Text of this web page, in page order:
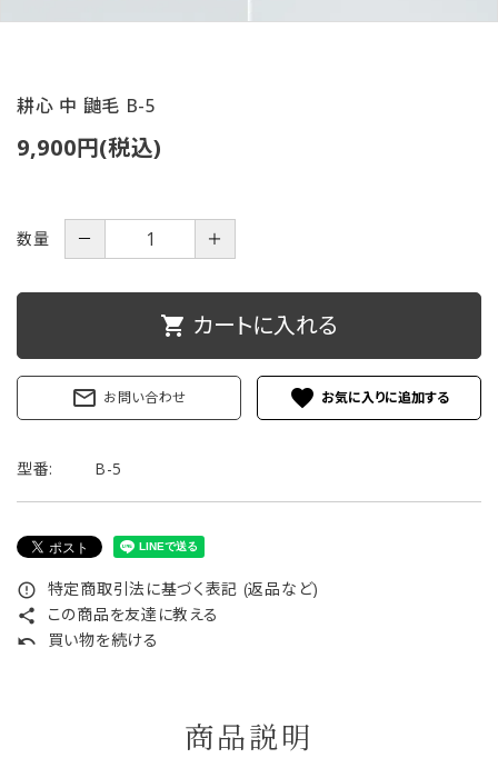
特定商取引法について
耕心 中 鼬毛 B-5
9,900円(税込)
数量 － ＋
shopping_cart カートに入れる
mail_outline お問い合わせ favorite
型番: B-5
error_outline 特定商取引法に基づく表記 (返品など)
share この商品を友達に教える
undo 買い物を続ける
商品説明